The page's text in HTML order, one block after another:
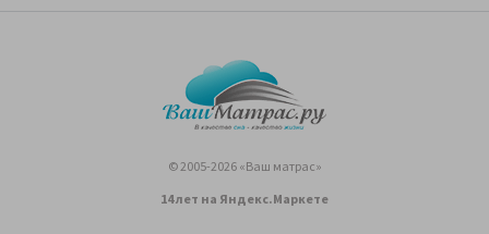
© 2005-2026 «Ваш матрас»
14 лет на Яндекс.Маркете